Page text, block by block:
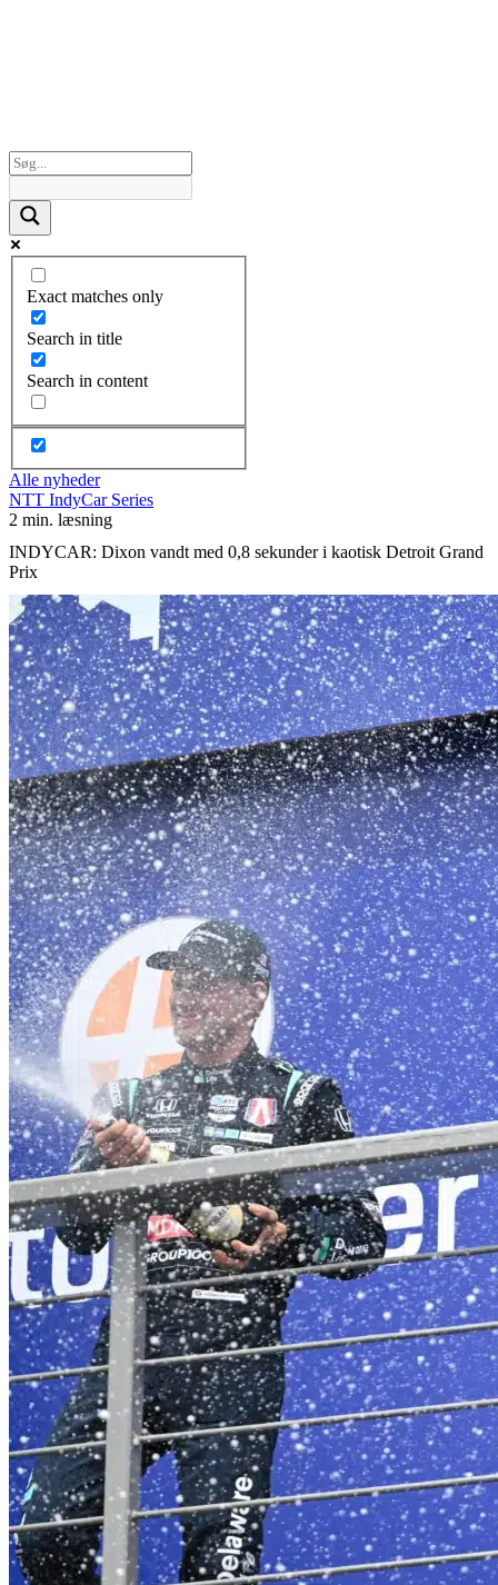
Exact matches only
Search in title
Search in content
Alle nyheder
NTT IndyCar Series
2 min. læsning
INDYCAR: Dixon vandt med 0,8 sekunder i kaotisk Detroit Grand
Prix